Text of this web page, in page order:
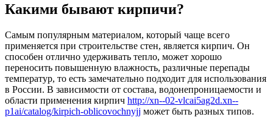
Какими бывают кирпичи?
Самым популярным материалом, который чаще всего
применяется при строительстве стен, является кирпич. Он
способен отлично удерживать тепло, может хорошо
переносить повышенную влажность, различные перепады
температур, то есть замечательно подходит для использования
в России. В зависимости от состава, водонепроницаемости и
области применения кирпич http://xn--02-vlcai5ag2d.xn--
p1ai/catalog/kirpich-oblicovochnyjj может быть разных типов.